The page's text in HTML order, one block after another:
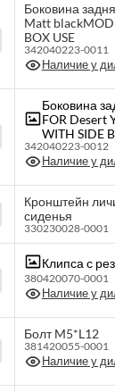
Боковина
Matt
BOX USE
342040223-0011
Наличие у
Боковина
FOR Desert
WITH SIDE
342040223-0012
Наличие у
Кронштейн
сиденья
330230028-0001
Клипса с
380420070-0001
Наличие у
Болт M5*L12
381420055-0001
Наличие у